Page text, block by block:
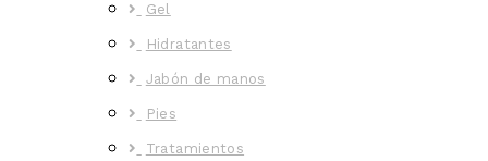
Gel
Hidratantes
Jabón de manos
Pies
Tratamientos